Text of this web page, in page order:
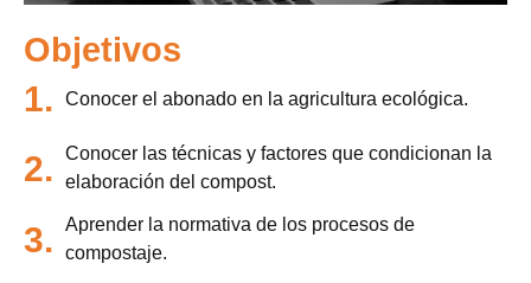
Objetivos
1. Conocer el abonado en la agricultura ecológica.
2.
Conocer las técnicas y factores que condicionan la
elaboración del compost.
3.
Aprender la normativa de los procesos de
compostaje.